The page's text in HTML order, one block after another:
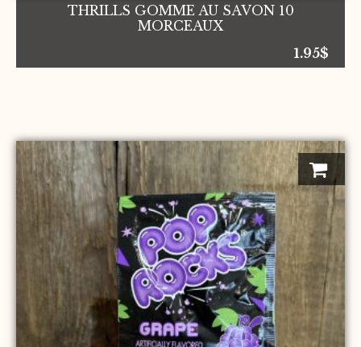
THRILLS GOMME AU SAVON 10
MORCEAUX
1.95$